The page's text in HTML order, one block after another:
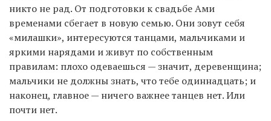
никто не рад. От подготовки к свадьбе Ами
временами сбегает в новую семью. Они зовут себя
«милашки», интересуются танцами, мальчиками и
яркими нарядами и живут по собственным
правилам: плохо одеваешься — значит, деревенщина;
мальчики не должны знать, что тебе одиннадцать; и
наконец, главное — ничего важнее танцев нет. Или
почти нет.